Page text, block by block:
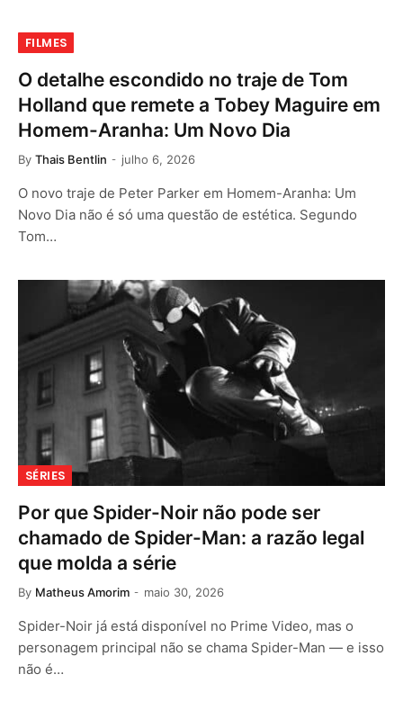
FILMES
O detalhe escondido no traje de Tom
Holland que remete a Tobey Maguire em
Homem-Aranha: Um Novo Dia
By Thais Bentlin julho 6, 2026
O novo traje de Peter Parker em Homem-Aranha: Um
Novo Dia não é só uma questão de estética. Segundo
Tom…
SÉRIES
Por que Spider-Noir não pode ser
chamado de Spider-Man: a razão legal
que molda a série
By Matheus Amorim maio 30, 2026
Spider-Noir já está disponível no Prime Video, mas o
personagem principal não se chama Spider-Man — e isso
não é…